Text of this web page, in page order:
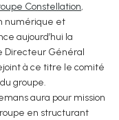
Constellation,
numérique et
aujourd’hui la
Directeur Général
à ce titre le comité
groupe.
aura pour mission
en structurant